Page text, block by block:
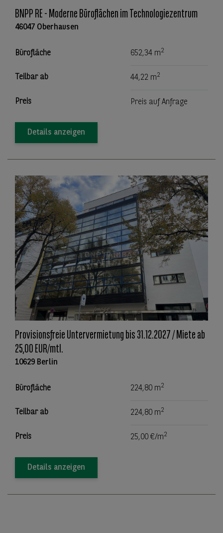
BNPP RE - Moderne Büroflächen im Technologiezentrum
46047 Oberhausen
Bürofläche 652,34 m2
Teilbar ab 44,22 m2
Preis Preis auf Anfrage
Details anzeigen
Provisionsfreie Untervermietung bis 31.12.2027 / Miete ab
25,00 EUR/mtl.
10629 Berlin
Bürofläche 224,80 m2
Teilbar ab 224,80 m2
Preis 25,00 €/m2
Details anzeigen